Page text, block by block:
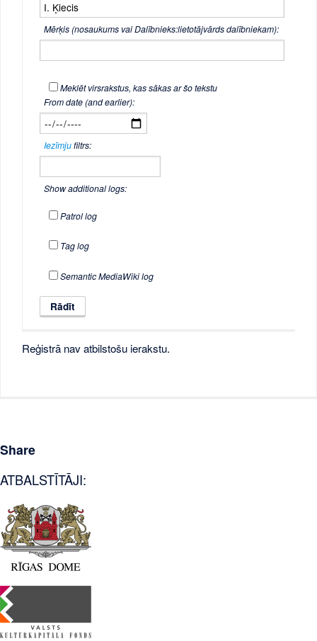
Mērķis (nosaukums vai Dalībnieks:lietotājvārds dalībniekam):
Meklēt virsrakstus, kas sākas ar šo tekstu
From date (and earlier):
Iezīmjufiltrs:
Show additional logs:
Patrol log
Tag log
Semantic MediaWiki log
Reģistrā nav atbilstošu ierakstu.
Share
ATBALSTĪTĀJI: